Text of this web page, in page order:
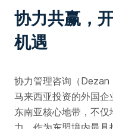
协力共赢，
机遇
协力管理咨询（
马来西亚投资的外国
东南亚核心地带，不